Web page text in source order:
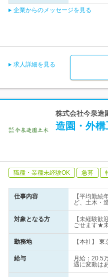
企業からのメッセージを見る
求人詳細を見る
株式会社今泉造
造園・外構
職種・業種未経験OK 急募
仕事内容
【平均勤
ど、土木・
対象となる方
【未経験
ごせます★
勤務地 【本社】
給与
月給：20.5
遇に変動は